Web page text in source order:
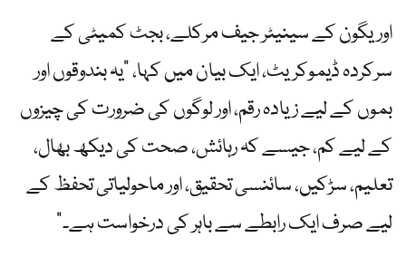
اوریگون کے سینیٹر جیف مرکلے، بجٹ کمیٹی کے
سرکردہ ڈیموکریٹ، ایک بیان میں کہا، "یہ بندوقوں اور
بموں کے لیے زیادہ رقم، اور لوگوں کی ضرورت کی چیزوں
کے لیے کم، جیسے کہ رہائش، صحت کی دیکھ بھال،
تعلیم، سڑکیں، سائنسی تحقیق، اور ماحولیاتی تحفظ کے
لیے صرف ایک رابطے سے باہر کی درخواست ہے۔”